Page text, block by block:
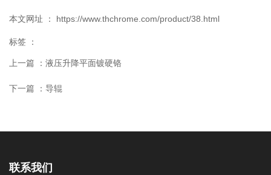
本文网址 ： https://www.thchrome.com/product/38.html
标签 ：
上一篇 ： 液压升降平面镀硬铬
下一篇 ： 导辊
联系我们